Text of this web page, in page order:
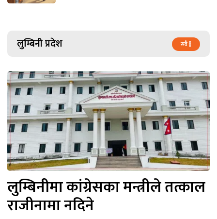
लुम्बिनी प्रदेश सबै
लुम्बिनीमा कांग्रेसका मन्त्रीले तत्काल
राजीनामा नदिने